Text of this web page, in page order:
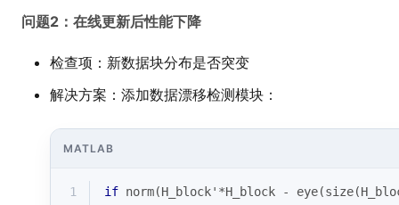
问题2：在线更新后性能下降
检查项：新数据块分布是否突变
解决方案：添加数据漂移检测模块：
MATLAB
1 if norm(H_block'*H_block - eye(size